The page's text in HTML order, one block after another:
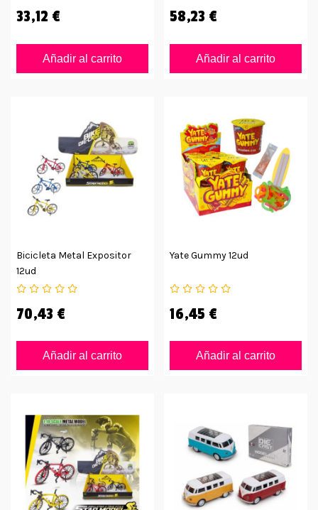
33,12 €
Añadir al carrito
58,23 €
Añadir al carrito
Bicicleta Metal Expositor
12ud
70,43 €
Añadir al carrito
Yate Gummy 12ud
16,45 €
Añadir al carrito